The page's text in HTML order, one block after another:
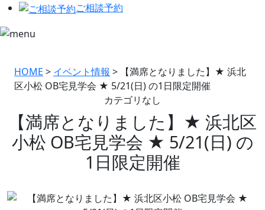
ご相談予約
HOME > イベント情報 >
【満席となりました】★ 浜北
区小松 OB宅見学会 ★ 5/21(日) の1日限定開催
カテゴリなし
【満席となりました】★ 浜北区
小松 OB宅見学会 ★ 5/21(日) の
1日限定開催